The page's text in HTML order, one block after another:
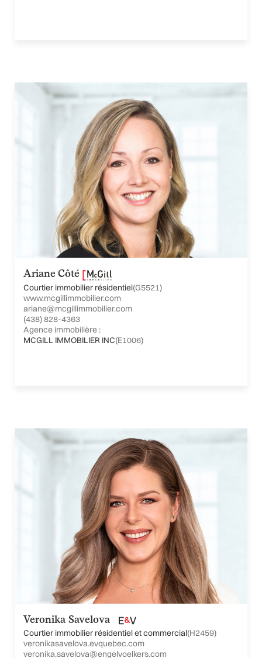
Ariane Côté
Courtier immobilier résidentiel(G5521)
www.mcgillimmobilier.com
ariane@mcgillimmobilier.com
(438) 828-4363
Agence immobilière :
MCGILL IMMOBILIER INC(E1006)
Veronika Savelova
Courtier immobilier résidentiel et commercial(H2459)
veronikasavelova.evquebec.com
veronika.savelova@engelvoelkers.com